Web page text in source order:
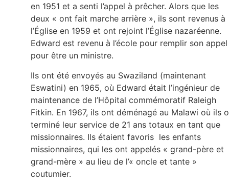
en 1951 et a senti l’appel à prêcher. Alors que les
deux « ont fait marche arrière », ils sont revenus à
l’Église en 1959 et ont rejoint l’Église nazaréenne.
Edward est revenu à l’école pour remplir son appel
pour être un ministre.
Ils ont été envoyés au Swaziland (maintenant
Eswatini) en 1965, où Edward était l’ingénieur de
maintenance de l’Hôpital commémoratif Raleigh
Fitkin. En 1967, ils ont déménagé au Malawi où ils
terminé leur service de 21 ans totaux en tant que
missionnaires. Ils étaient favoris les enfants
missionnaires, qui les ont appelés « grand-père et
grand-mère » au lieu de l’« oncle et tante »
coutumier.